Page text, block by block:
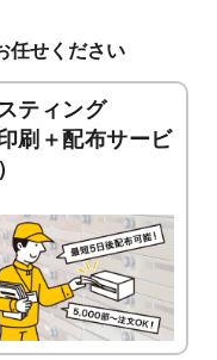
任せください
ティング
印刷＋配布サービ